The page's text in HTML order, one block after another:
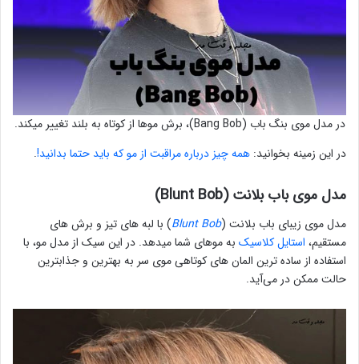
در مدل موی بنگ باب (Bang Bob)، برش موها از کوتاه به بلند تغییر میکند.
در این زمینه بخوانید: همه چیز درباره مراقبت از مو که باید حتما بدانید!.
مدل موی باب بلانت (Blunt Bob)
مدل موی زیبای باب بلانت (Blunt Bob) با لبه های تیز و برش های
مستقیم، استایل کلاسیک به موهای شما میدهد. در این سیک از مدل مو، با
استفاده از ساده ترین المان های کوتاهی موی سر به بهترین و جذابترین
حالت ممکن در می‌آید.